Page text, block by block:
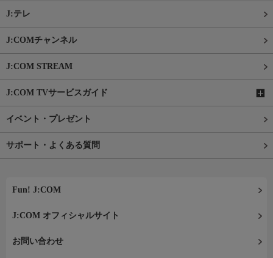
J:テレ
J:COMチャンネル
J:COM STREAM
J:COM TVサービスガイド
イベント・プレゼント
サポート・よくある質問
Fun! J:COM
J:COM オフィシャルサイト
お問い合わせ